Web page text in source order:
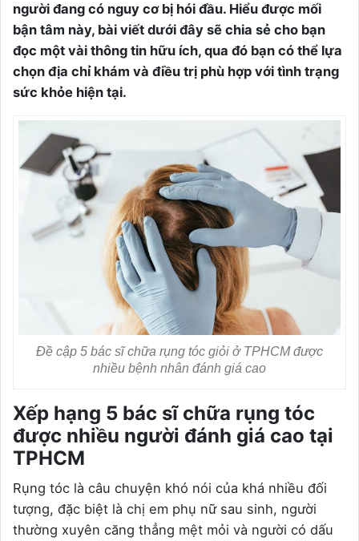
người đang có nguy cơ bị hói đầu. Hiểu được mối
bận tâm này, bài viết dưới đây sẽ chia sẻ cho bạn
đọc một vài thông tin hữu ích, qua đó bạn có thể lựa
chọn địa chỉ khám và điều trị phù hợp với tình trạng
sức khỏe hiện tại.
Đề cập 5 bác sĩ chữa rụng tóc giỏi ở TPHCM được
nhiều bệnh nhân đánh giá cao
Xếp hạng 5 bác sĩ chữa rụng tóc
được nhiều người đánh giá cao tại
TPHCM
Rụng tóc là câu chuyện khó nói của khá nhiều đối
tượng, đặc biệt là chị em phụ nữ sau sinh, người
thường xuyên căng thẳng mệt mỏi và người có dấu